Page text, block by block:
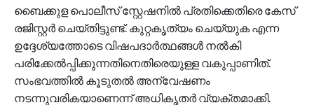
ബൈക്കുള പൊലീസ് സ്റ്റേഷനിൽ പ്രതിക്കെതിരെ കേസ്
രജിസ്റ്റർ ചെയ്തിട്ടുണ്ട്. കുറ്റകൃത്യം ചെയ്യുക എന്ന
ഉദ്ദേശ്യത്തോടെ വിഷപദാർത്ഥങ്ങൾ നൽകി
പരിക്കേൽപ്പിക്കുന്നതിനെതിരെയുള്ള വകുപ്പാണിത്.
സംഭവത്തിൽ കൂടുതൽ അന്വേഷണം
നടന്നുവരികയാണെന്ന് അധികൃതർ വ്യക്തമാക്കി.